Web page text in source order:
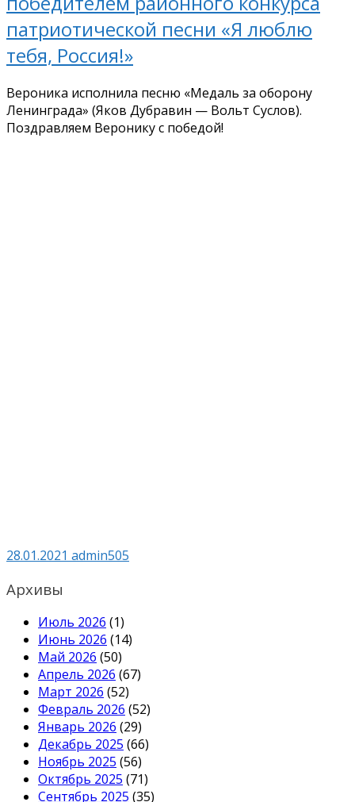
патриотической песни «Я люблю
тебя, Россия!»
Вероника исполнила песню «Медаль за оборону
Ленинграда» (Яков Дубравин — Вольт Суслов).
Поздравляем Веронику с победой!
28.01.2021 admin505
Архивы
Июль 2026 (1)
Июнь 2026 (14)
Май 2026 (50)
Апрель 2026 (67)
Март 2026 (52)
Февраль 2026 (52)
Январь 2026 (29)
Декабрь 2025 (66)
Ноябрь 2025 (56)
Октябрь 2025 (71)
Сентябрь 2025 (35)